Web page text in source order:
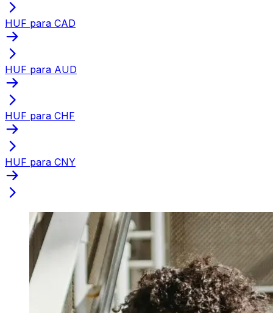
HUF para CAD
HUF para AUD
HUF para CHF
HUF para CNY